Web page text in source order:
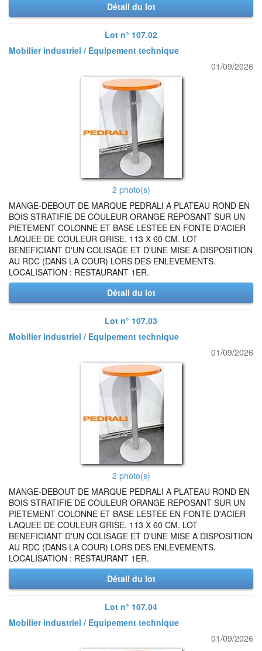
Détail du lot
Lot n° 107.02
Mobilier industriel / Equipement technique
01/09/2026
2 photo(s)
MANGE-DEBOUT DE MARQUE PEDRALI A PLATEAU ROND EN
BOIS STRATIFIE DE COULEUR ORANGE REPOSANT SUR UN
PIETEMENT COLONNE ET BASE LESTEE EN FONTE D'ACIER
LAQUEE DE COULEUR GRISE. 113 X 60 CM. LOT
BENEFICIANT D'UN COLISAGE ET D'UNE MISE A DISPOSITION
AU RDC (DANS LA COUR) LORS DES ENLEVEMENTS.
LOCALISATION : RESTAURANT 1ER.
Détail du lot
Lot n° 107.03
Mobilier industriel / Equipement technique
01/09/2026
2 photo(s)
MANGE-DEBOUT DE MARQUE PEDRALI A PLATEAU ROND EN
BOIS STRATIFIE DE COULEUR ORANGE REPOSANT SUR UN
PIETEMENT COLONNE ET BASE LESTEE EN FONTE D'ACIER
LAQUEE DE COULEUR GRISE. 113 X 60 CM. LOT
BENEFICIANT D'UN COLISAGE ET D'UNE MISE A DISPOSITION
AU RDC (DANS LA COUR) LORS DES ENLEVEMENTS.
LOCALISATION : RESTAURANT 1ER.
Détail du lot
Lot n° 107.04
Mobilier industriel / Equipement technique
01/09/2026